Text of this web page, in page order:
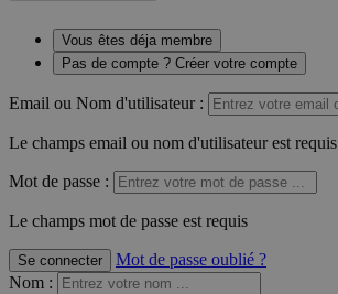
Vous êtes déja membre
Pas de compte ? Créer votre compte
Email ou Nom d'utilisateur :
Le champs email ou nom d'utilisateur est requis
Mot de passe :
Le champs mot de passe est requis
Se connecter
Mot de passe oublié ?
Nom :